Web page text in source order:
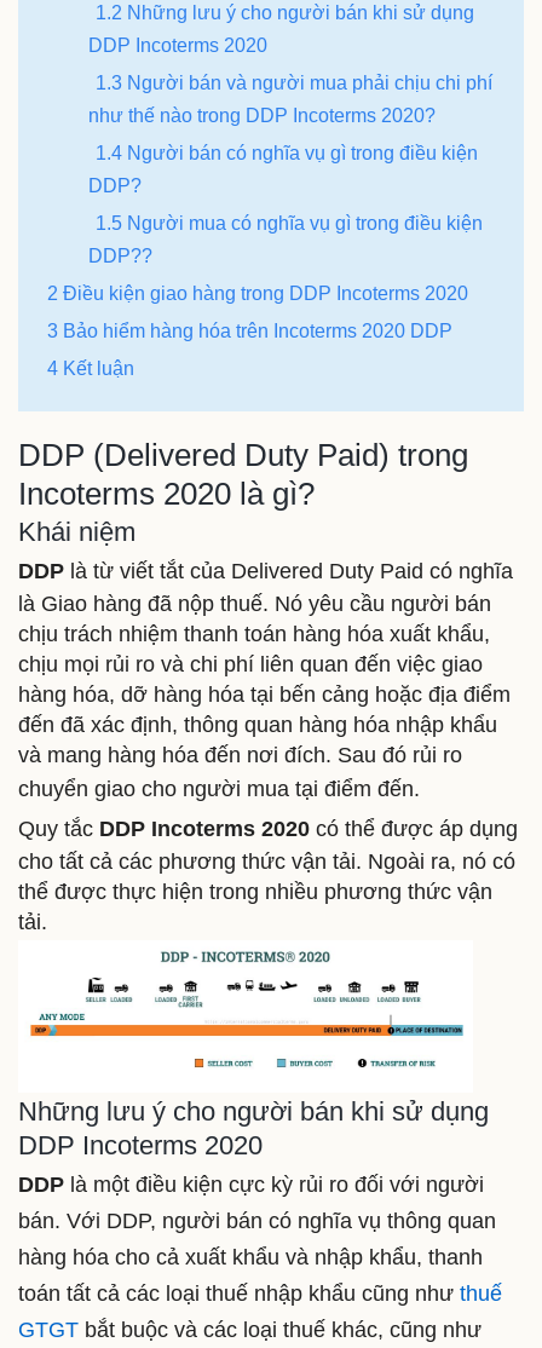
1.2 Những lưu ý cho người bán khi sử dụng
DDP Incoterms 2020
1.3 Người bán và người mua phải chịu chi phí
như thế nào trong DDP Incoterms 2020?
1.4 Người bán có nghĩa vụ gì trong điều kiện
DDP?
1.5 Người mua có nghĩa vụ gì trong điều kiện
DDP??
2 Điều kiện giao hàng trong DDP Incoterms 2020
3 Bảo hiểm hàng hóa trên Incoterms 2020 DDP
4 Kết luận
DDP (Delivered Duty Paid) trong
Incoterms 2020 là gì?
Khái niệm
DDP là từ viết tắt của Delivered Duty Paid có nghĩa
là Giao hàng đã nộp thuế. Nó yêu cầu người bán
chịu trách nhiệm thanh toán hàng hóa xuất khẩu,
chịu mọi rủi ro và chi phí liên quan đến việc giao
hàng hóa, dỡ hàng hóa tại bến cảng hoặc địa điểm
đến đã xác định, thông quan hàng hóa nhập khẩu
và mang hàng hóa đến nơi đích. Sau đó rủi ro
chuyển giao cho người mua tại điểm đến.
Quy tắc DDP Incoterms 2020 có thể được áp dụng
cho tất cả các phương thức vận tải. Ngoài ra, nó có
thể được thực hiện trong nhiều phương thức vận
tải.
Những lưu ý cho người bán khi sử dụng
DDP Incoterms 2020
DDP là một điều kiện cực kỳ rủi ro đối với người
bán. Với DDP, người bán có nghĩa vụ thông quan
hàng hóa cho cả xuất khẩu và nhập khẩu, thanh
toán tất cả các loại thuế nhập khẩu cũng như thuế
GTGT bắt buộc và các loại thuế khác, cũng như